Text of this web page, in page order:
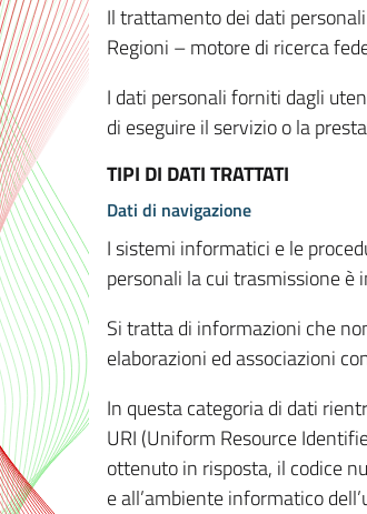
Il trattamento dei dati
Regioni – motore di ricerca
I dati personali forniti dagli
di eseguire il servizio o la
TIPI DI DATI TRATTATI
Dati di navigazione
I sistemi informatici e le
personali la cui trasmissione è
Si tratta di informazioni che
elaborazioni ed associazioni
In questa categoria di dati
URI (Uniform Resource
ottenuto in risposta, il codice
e all’ambiente informatico